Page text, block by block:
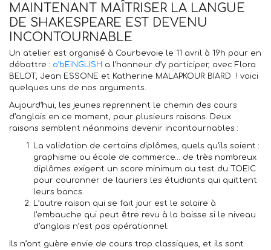
MAINTENANT MAÎTRISER LA LANGUE
DE SHAKESPEARE EST DEVENU
INCONTOURNABLE
Un atelier est organisé à Courbevoie le 11 avril à 19h pour en
débattre : o’bEiNGLISH a l’honneur d’y participer, avec Flora
BELOT, Jean ESSONE et Katherine MALAPKOUR BIARD ! voici
quelques uns de nos arguments.
Aujourd’hui, les jeunes reprennent le chemin des cours
d’anglais en ce moment, pour plusieurs raisons. Deux
raisons semblent néanmoins devenir incontournables :
La validation de certains diplômes, quels qu’ils soient :
graphisme ou école de commerce… de très nombreux
diplômes exigent un score minimum au test du TOEIC
pour couronner de lauriers les étudiants qui quittent
leurs bancs.
L’autre raison qui se fait jour est le salaire à
l’embauche qui peut être revu à la baisse si le niveau
d’anglais n’est pas opérationnel.
Ils n’ont guère envie de cours trop classiques, et ils sont